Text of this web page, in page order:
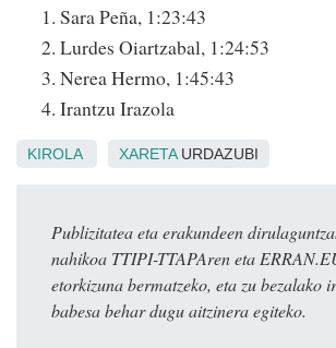
Sara Peña, 1:23:43
Lurdes Oiartzabal, 1:24:53
Nerea Hermo, 1:45:43
Irantzu Irazola
KIROLA XARETAURDAZUBI
Publizitatea eta erakundeen
nahikoa TTIPI-TTAPAren eta
etorkizuna bermatzeko, eta zu bezalako
babesa behar dugu aitzinera egiteko.